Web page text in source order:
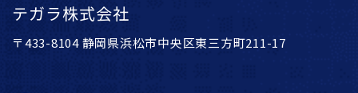
テガラ株式会社
〒433-8104 静岡県浜松市中央区東三方町211-17